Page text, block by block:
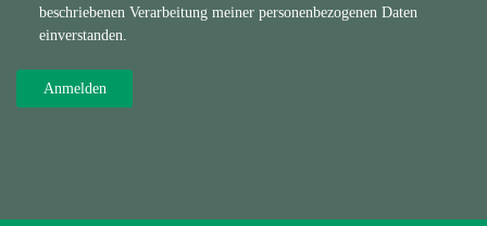
beschriebenen Verarbeitung meiner personenbezogenen Daten
einverstanden.